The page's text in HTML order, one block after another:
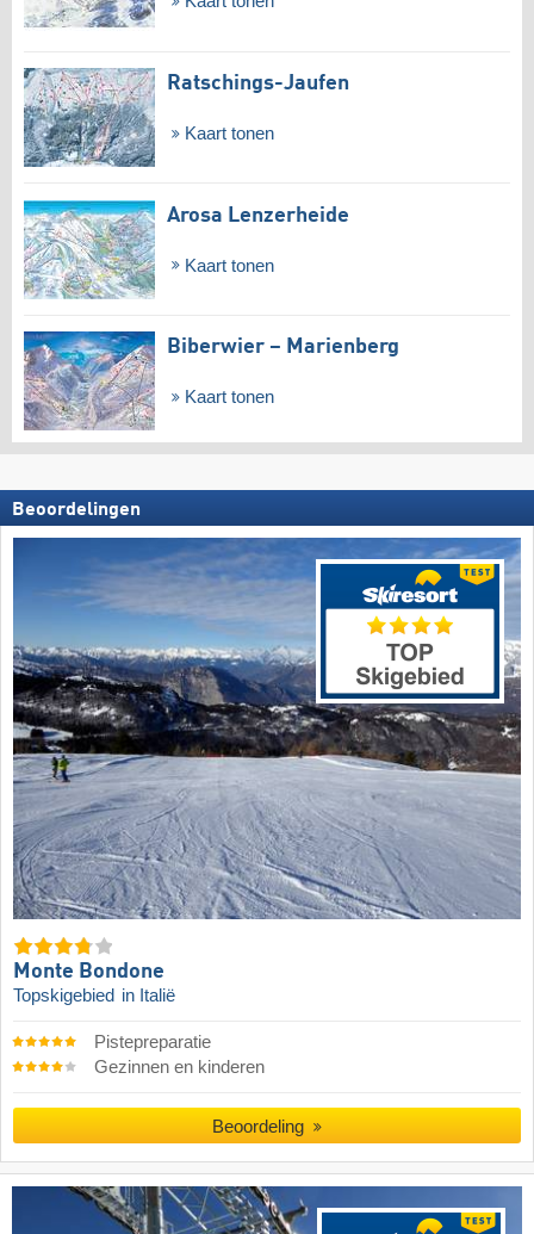
Ratschings-Jaufen
Kaart tonen
Arosa Lenzerheide
Kaart tonen
Biberwier – Marienberg
Kaart tonen
Beoordelingen
Monte Bondone
Topskigebied in Italië
Pistepreparatie
Gezinnen en kinderen
Beoordeling